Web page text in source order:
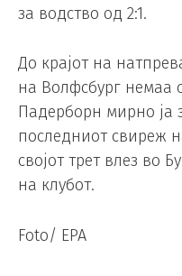
за водство од 2:1.
До крајот на
на Волфсбург немаа
Падерборн мирно ја
последниот свиреж
својот трет влез во
на клубот.
Foto/ EPA